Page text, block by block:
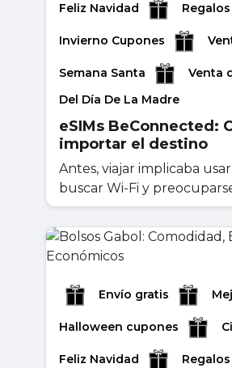
Feliz Navidad
Invierno Cupones
Semana Santa Venta
Del Día De La Madre
eSIMs BeConnected:
importar el destino
Antes, viajar implicaba
buscar Wi-Fi y
Leer másr
Envío gratis
Halloween cupones
Feliz Navidad